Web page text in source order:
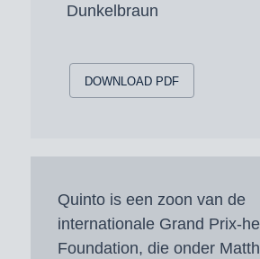
Dunkelbraun
DOWNLOAD PDF
Quinto is een zoon van de
internationale Grand Prix-
Foundation, die onder